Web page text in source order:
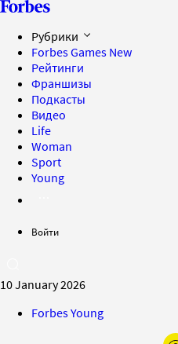
Рубрики
Forbes Games New
Рейтинги
Франшизы
Подкасты
Видео
Life
Woman
Sport
Young
Войти
10 January 2026
Forbes Young